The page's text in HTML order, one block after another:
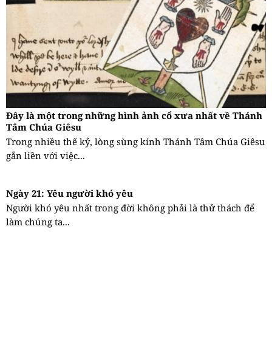
Đây là một trong những hình ảnh cổ xưa nhất về Thánh
Tâm Chúa Giêsu
Trong nhiều thế kỷ, lòng sùng kính Thánh Tâm Chúa Giêsu
gắn liền với việc...
Ngày 21: Yêu người khó yêu
Người khó yêu nhất trong đời không phải là thử thách để
làm chúng ta...